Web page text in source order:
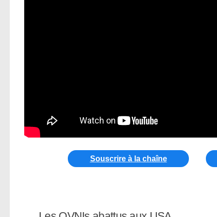
Souscrire à la chaîne